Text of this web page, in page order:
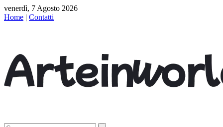
venerdì, 7 Agosto 2026
Home | Contatti